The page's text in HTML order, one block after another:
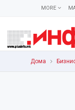
MORE
Дома